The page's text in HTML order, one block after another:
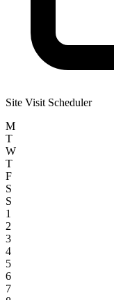
Site Visit Scheduler
M
T
W
T
F
S
S
1
2
3
4
5
6
7